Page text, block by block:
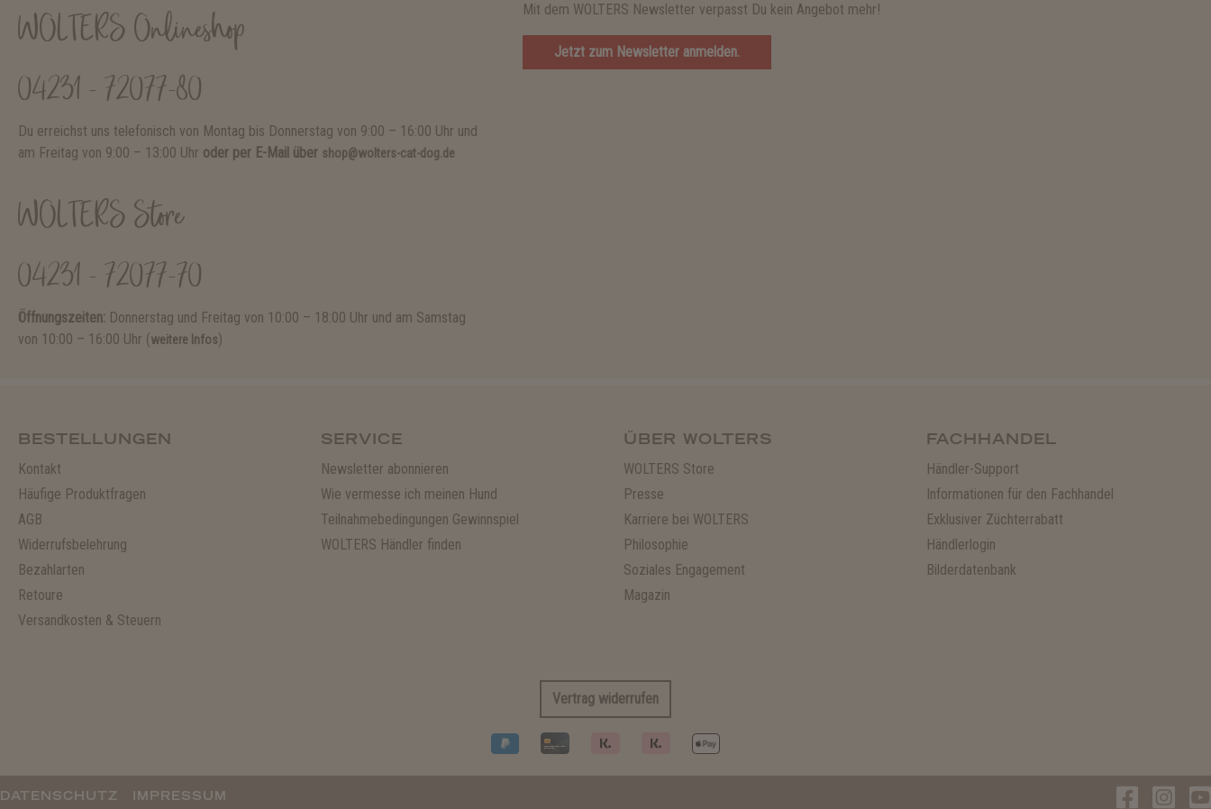
WOLTERS Onlineshop
04231 - 72077-80
Du erreichst uns telefonisch von Montag bis Donnerstag von 9:00 – 16:00 Uhr und
am Freitag von 9:00 – 13:00 Uhr oder per E-Mail über shop@wolters-cat-dog.de
WOLTERS Store
04231 - 72077-70
Öffnungszeiten: Donnerstag und Freitag von 10:00 – 18:00 Uhr und am Samstag
von 10:00 – 16:00 Uhr (weitere Infos)
Mit dem WOLTERS Newsletter verpasst Du kein Angebot mehr!
Jetzt zum Newsletter anmelden.
BESTELLUNGEN
Kontakt
Häufige Produktfragen
AGB
Widerrufsbelehrung
Bezahlarten
Retoure
Versandkosten & Steuern
SERVICE
Newsletter abonnieren
Wie vermesse ich meinen Hund
Teilnahmebedingungen Gewinnspiel
WOLTERS Händler finden
ÜBER WOLTERS
WOLTERS Store
Presse
Karriere bei WOLTERS
Philosophie
Soziales Engagement
Magazin
FACHHANDEL
Händler-Support
Informationen für den Fachhandel
Exklusiver Züchterrabatt
Händlerlogin
Bilderdatenbank
Vertrag widerrufen
DATENSCHUTZ IMPRESSUM